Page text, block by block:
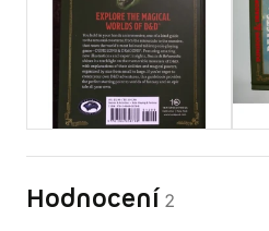
Hodnocení 2